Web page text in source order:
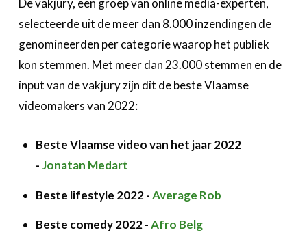
De vakjury, een groep van online media-experten,
selecteerde uit de meer dan 8.000 inzendingen de
genomineerden per categorie waarop het publiek
kon stemmen. Met meer dan 23.000 stemmen en de
input van de vakjury zijn dit de beste Vlaamse
videomakers van 2022:
Beste Vlaamse video van het jaar 2022
-Jonatan Medart
Beste lifestyle 2022 -Average Rob
Beste comedy 2022 -Afro Belg